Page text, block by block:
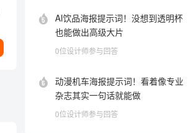
AI饮品海报提示词！没想到透明杯
也能做出高级大片
0位设计师参与回答
动漫机车海报提示词！看着像专业
杂志其实一句话就能做
0位设计师参与回答